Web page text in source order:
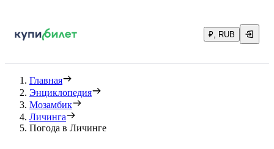
₽, RUB
Главная
Энциклопедия
Мозамбик
Личинга
Погода в Личинге